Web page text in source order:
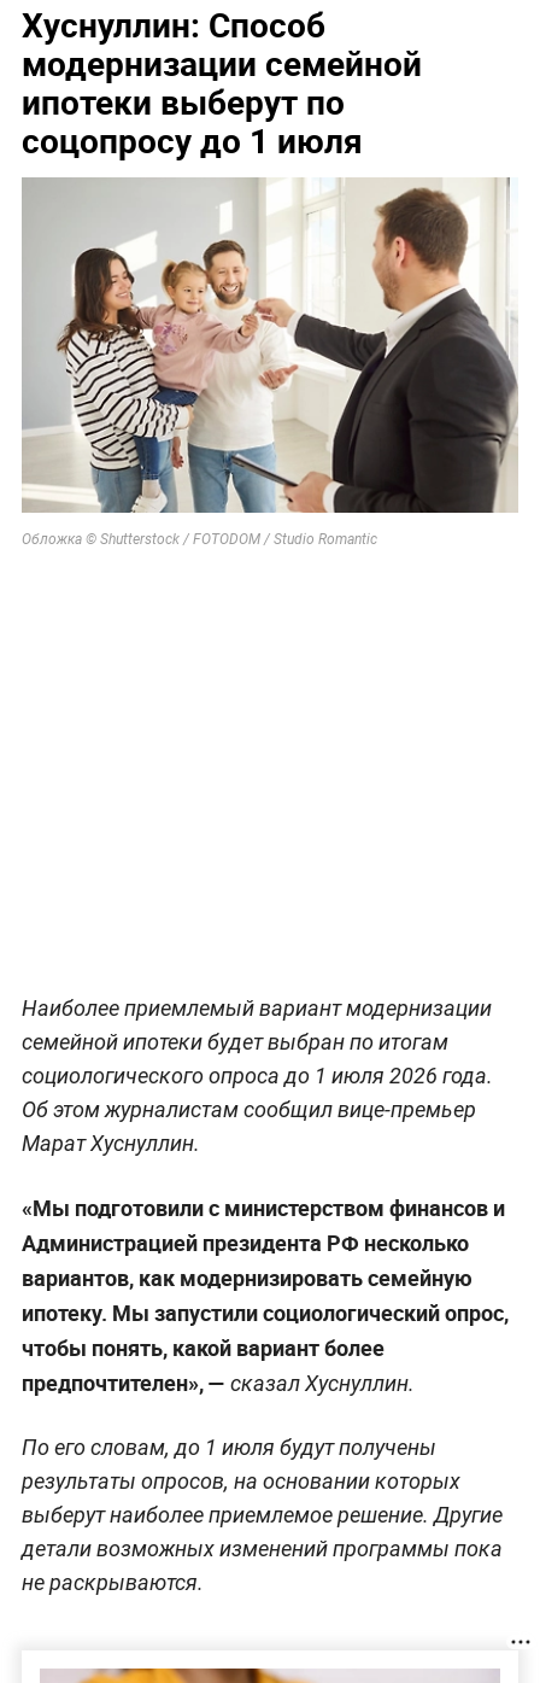
Хуснуллин: Способ
модернизации семейной
ипотеки выберут по
соцопросу до 1 июля
Обложка © Shutterstock / FOTODOM / Studio Romantic
Наиболее приемлемый вариант модернизации
семейной ипотеки будет выбран по итогам
социологического опроса до 1 июля 2026 года.
Об этом журналистам сообщил вице-премьер
Марат Хуснуллин.
«Мы подготовили с министерством финансов и
Администрацией президента РФ несколько
вариантов, как модернизировать семейную
ипотеку. Мы запустили социологический опрос,
чтобы понять, какой вариант более
предпочтителен»,— сказал Хуснуллин.
По его словам, до 1 июля будут получены
результаты опросов, на основании которых
выберут наиболее приемлемое решение. Другие
детали возможных изменений программы пока
не раскрываются.